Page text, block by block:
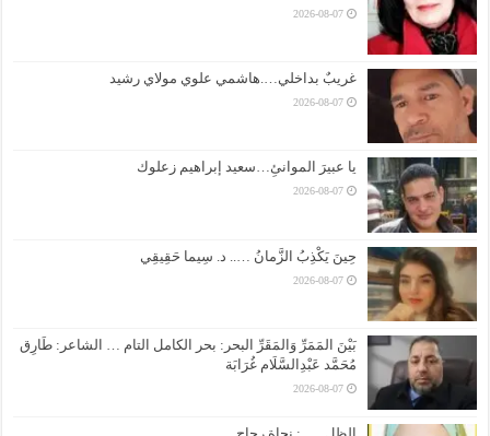
2026-08-07
غريبٌ بداخلي….هاشمي علوي مولاي رشيد
2026-08-07
يا عبيرَ الموانئِ…سعيد إبراهيم زعلوك
2026-08-07
حِينَ يَكْذِبُ الزَّمانُ ….. د. سِيما حَقِيقِي
2026-08-07
بَيْنَ المَمَرِّ وَالمَقَرِّ البحر: بحر الكامل التام … الشاعر: طَارِق
مُحَمَّد عَبْدِالسَّلَام غُرَابَة
2026-08-07